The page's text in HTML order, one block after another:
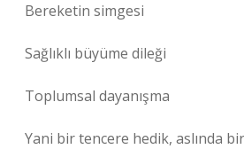
Bereketin simgesi
Sağlıklı büyüme dileği
Toplumsal dayanışma
Yani bir tencere hedik, aslında